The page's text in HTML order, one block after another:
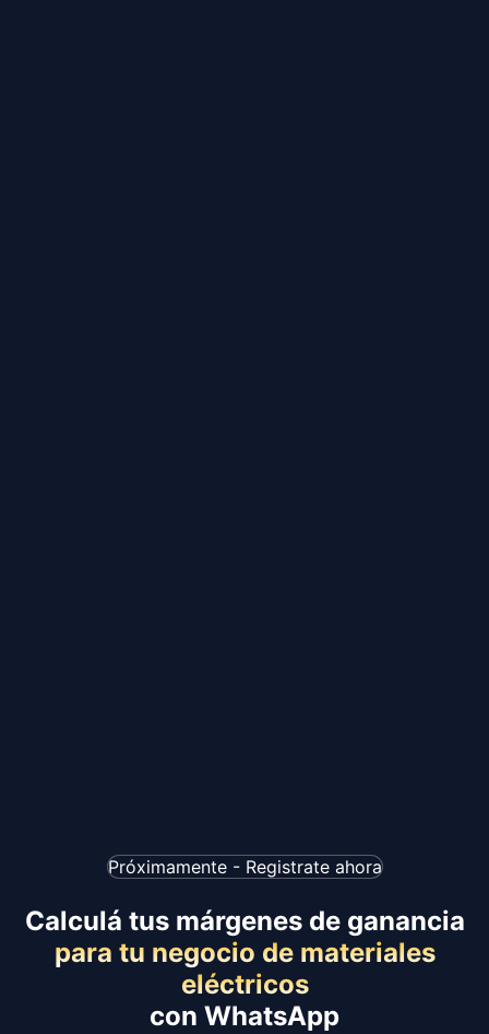
Próximamente - Registrate ahora
Calculá tus márgenes de ganancia
para tu negocio de materiales
eléctricos
con WhatsApp